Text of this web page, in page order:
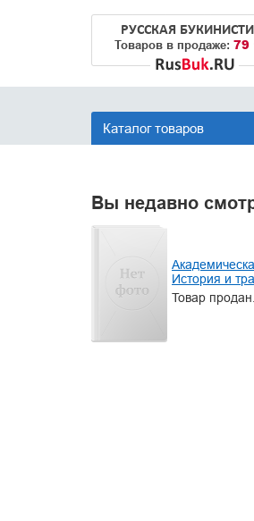
РУССКАЯ
Товаров в продаже: 79
Каталог товаров
Вы недавно
История и
Товар продан.